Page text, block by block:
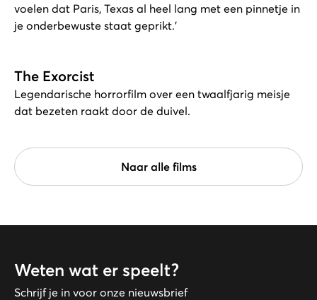
voelen dat Paris, Texas al heel lang met een pinnetje in
je onderbewuste staat geprikt.’
The Exorcist
Legendarische horrorfilm over een twaalfjarig meisje
dat bezeten raakt door de duivel.
Naar alle films
Weten wat er speelt?
Schrijf je in voor onze nieuwsbrief